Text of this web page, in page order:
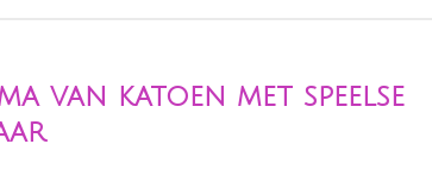
van katoen met speelse